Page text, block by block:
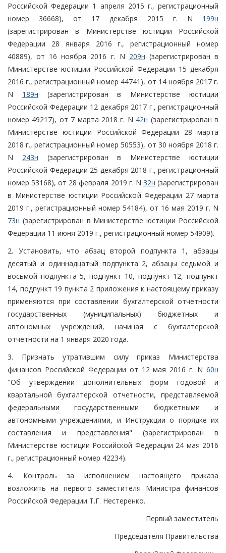
Российской Федерации 1 апреля 2015 г., регистрационный
номер 36668), от 17 декабря 2015 г. N 199н
(зарегистрирован в Министерстве юстиции Российской
Федерации 28 января 2016 г., регистрационный номер
40889), от 16 ноября 2016 г. N 209н (зарегистрирован в
Министерстве юстиции Российской Федерации 15 декабря
2016 г., регистрационный номер 44741), от 14 ноября 2017 г.
N 189н (зарегистрирован в Министерстве юстиции
Российской Федерации 12 декабря 2017 г., регистрационный
номер 49217), от 7 марта 2018 г. N 42н (зарегистрирован в
Министерстве юстиции Российской Федерации 28 марта
2018 г., регистрационный номер 50553), от 30 ноября 2018 г.
N 243н (зарегистрирован в Министерстве юстиции
Российской Федерации 25 декабря 2018 г., регистрационный
номер 53168), от 28 февраля 2019 г. N 32н (зарегистрирован
в Министерстве юстиции Российской Федерации 27 марта
2019 г., регистрационный номер 54184), от 16 мая 2019 г. N
73н (зарегистрирован в Министерстве юстиции Российской
Федерации 11 июня 2019 г., регистрационный номер 54909).
2. Установить, что абзац второй подпункта 1, абзацы
десятый и одиннадцатый подпункта 2, абзацы седьмой и
восьмой подпункта 5, подпункт 10, подпункт 12, подпункт
14, подпункт 19 пункта 2 приложения к настоящему приказу
применяются при составлении бухгалтерской отчетности
государственных (муниципальных) бюджетных и
автономных учреждений, начиная с бухгалтерской
отчетности на 1 января 2020 года.
3. Признать утратившим силу приказ Министерства
финансов Российской Федерации от 12 мая 2016 г. N 60н
"Об утверждении дополнительных форм годовой и
квартальной бухгалтерской отчетности, представляемой
федеральными государственными бюджетными и
автономными учреждениями, и Инструкции о порядке их
составления и представления" (зарегистрирован в
Министерстве юстиции Российской Федерации 24 мая 2016
г., регистрационный номер 42234).
4. Контроль за исполнением настоящего приказа
возложить на первого заместителя Министра финансов
Российской Федерации Т.Г. Нестеренко.
Первый заместитель
Председателя Правительства